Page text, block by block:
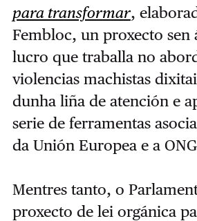
para transformar,
Fembloc, un proxecto sen
lucro que traballa no
violencias machistas
dunha liña de atención e
serie de ferramentas
da Unión Europea e a
Mentres tanto, o
proxecto de lei orgánica